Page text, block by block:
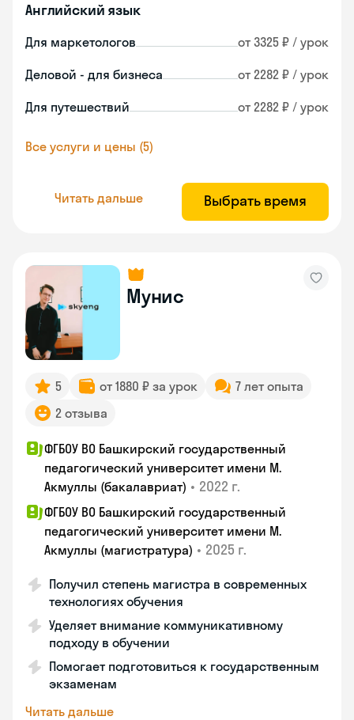
Английский язык
Для маркетологов от 3325 ₽ / урок
Деловой - для бизнеса от 2282 ₽ / урок
Для путешествий от 2282 ₽ / урок
Все услуги и цены (5)
Читать дальше Выбрать время
Мунис
5 от 1880 ₽ за урок
7 лет опыта
2 отзыва
ФГБОУ ВО Башкирский государственный
педагогический университет имени М.
Акмуллы (бакалавриат) • 2022 г.
ФГБОУ ВО Башкирский государственный
педагогический университет имени М.
Акмуллы (магистратура) • 2025 г.
Получил степень магистра в современных
технологиях обучения
Уделяет внимание коммуникативному
подходу в обучении
Помогает подготовиться к государственным
экзаменам
Читать дальше